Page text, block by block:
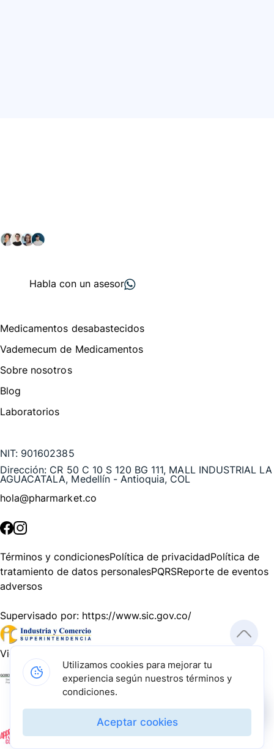
Habla con un asesor
Medicamentos desabastecidos
Vademecum de Medicamentos
Sobre nosotros
Blog
Laboratorios
NIT: 901602385
Dirección: CR 50 C 10 S 120 BG 111, MALL INDUSTRIAL LA
AGUACATALA, Medellín - Antioquia, COL
hola@pharmarket.co
Términos y condicionesPolítica de privacidadPolítica de
tratamiento de datos personalesPQRSReporte de eventos
adversos
Supervisado por: https://www.sic.gov.co/
Vigilado por:
Gracias a nuestros impulsadores, podemos presentarte la
solución tecnológica más avanzada para resolver los
desafíos farmacéuticos de la actualidad.
Utilizamos cookies para mejorar tu
experiencia según nuestros términos y
condiciones.
Aceptar cookies